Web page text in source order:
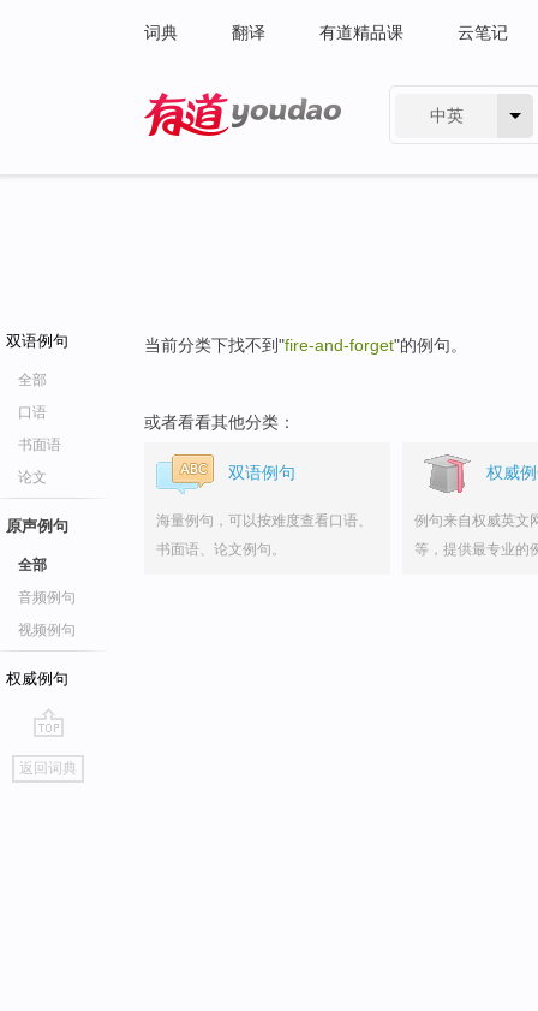
词典 翻译 有道精品课 云笔记
中英
双语例句
全部
口语
书面语
论文
原声例句
全部
音频例句
视频例句
权威例句
go
top
返回词典
当前分类下找不到"fire-and-forget"的例句。
或者看看其他分类：
双语例句
海量例句，可以按难度查看口语、
书面语、论文例句。
权威
例句来自权威英文
等，提供最专业的